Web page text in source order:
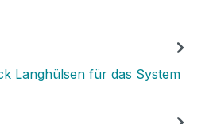
Langhülsen für das System